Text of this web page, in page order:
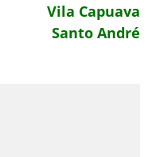
Vila Capuava
Santo André